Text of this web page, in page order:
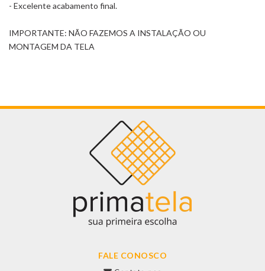
- Excelente acabamento final.
IMPORTANTE: NÃO FAZEMOS A INSTALAÇÃO OU
MONTAGEM DA TELA
FALE CONOSCO